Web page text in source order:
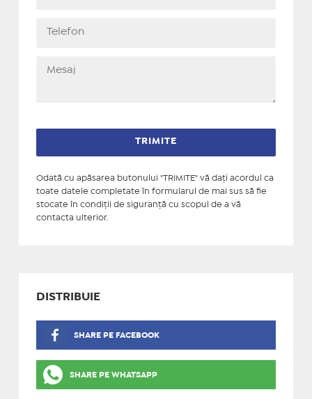
Odată cu apăsarea butonului "TRIMITE" vă daţi acordul ca
toate datele completate în formularul de mai sus să fie
stocate în condiţii de siguranţă cu scopul de a vă
contacta ulterior.
DISTRIBUIE
SHARE PE FACEBOOK
SHARE PE WHATSAPP